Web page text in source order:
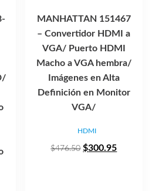
MANHATTAN 151467
– Convertidor HDMI a
VGA/ Puerto HDMI
Macho a VGA hembra/
Imágenes en Alta
Definición en Monitor
VGA/
HDMI
$476.50 El
$300.95El